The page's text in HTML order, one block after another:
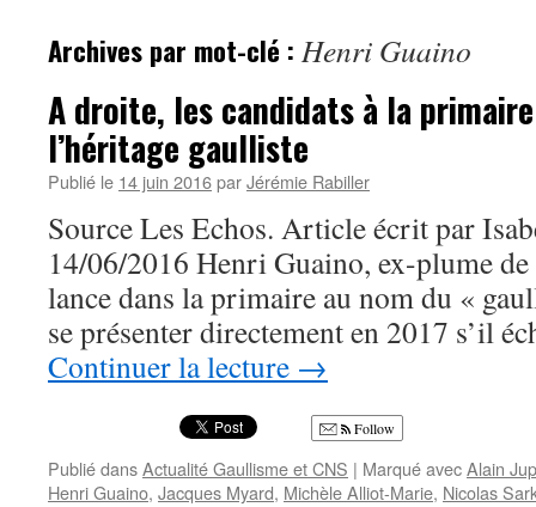
Archives par mot-clé : Henri Guaino
A droite, les candidats à la
l’héritage gaulliste
Publié le 14 juin 2016parJérémie Rabiller
Source Les Echos. Article écrit par
14/06/2016 Henri Guaino, ex-plume
lance dans la primaire au nom du «
se présenter directement en 2017 s’il
Continuer la lecture →
Follow
Publié dansActualité Gaullisme et CNS | Marqué avecAlain
Henri Guaino, Jacques Myard, Michèle Alliot-Marie, Nicolas